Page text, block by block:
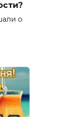
о